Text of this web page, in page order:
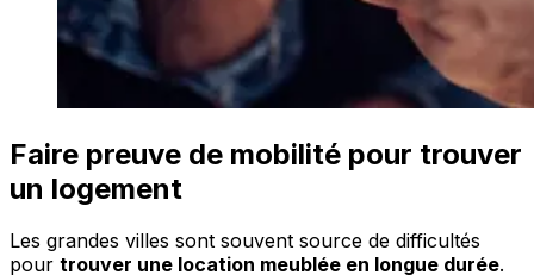
Faire preuve de mobilité pour trouver
un logement
Les grandes villes sont souvent source de difficultés
pour trouver une location meublée en longue durée.